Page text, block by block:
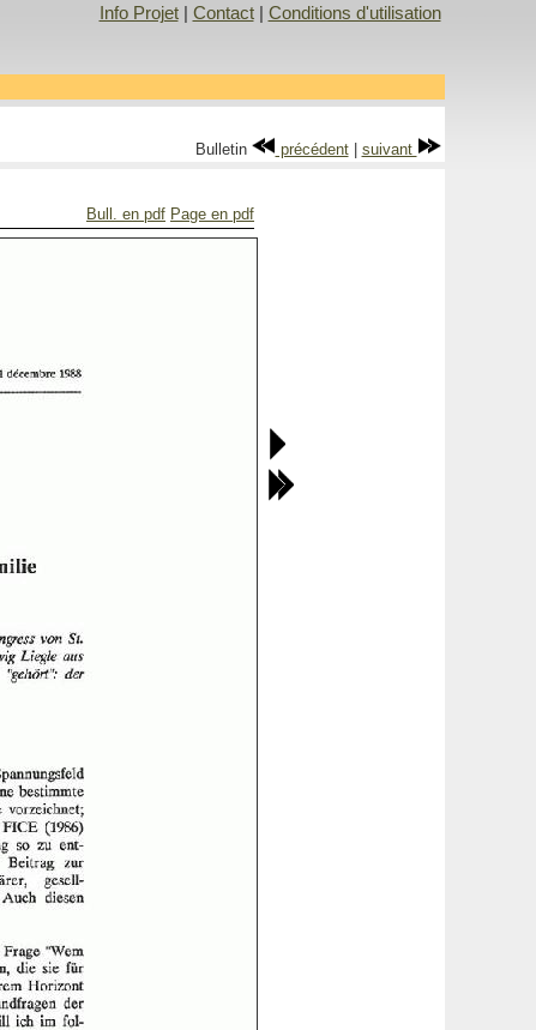
Info Projet| Contact| Conditions d'utilisation
Bulletin précédent| suivant
Bull. en pdf Page en pdf